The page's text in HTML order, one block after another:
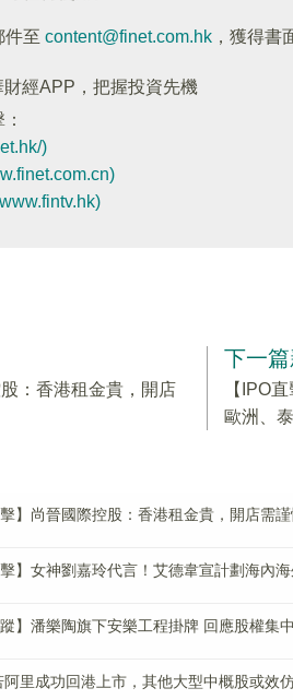
件至 content@finet.com.hk ，獲得書
財經APP，把握投資先機
)
：香港租金貴，開店
下一
【IPO
歐洲、
擊】尚晉國際控股：香港租金貴，開店需
擊】女神劉嘉玲代言！艾德韋宣計劃海內
蹤】潘樂陶旗下安樂工程掛牌 回應股權集
阿里成功回港上市，其他大型中概股或效